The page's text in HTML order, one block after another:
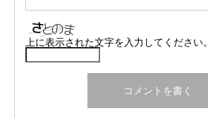
上に表示された文字を入力してください。